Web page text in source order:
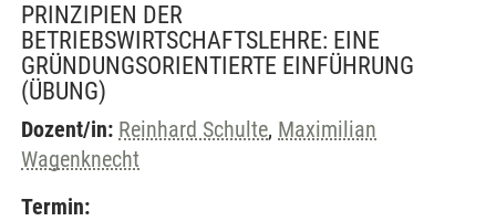
PRINZIPIEN DER
BETRIEBSWIRTSCHAFTSLEHRE: EINE
GRÜNDUNGSORIENTIERTE EINFÜHRUNG
(ÜBUNG)
Dozent/in: Reinhard Schulte, Maximilian
Wagenknecht
Termin: